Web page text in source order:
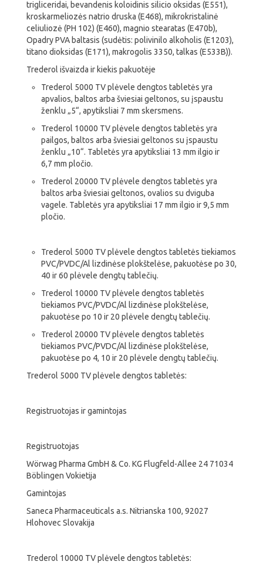
trigliceridai, bevandenis koloidinis silicio oksidas (E551),
kroskarmeliozės natrio druska (E468), mikrokristalinė
celiuliozė (PH 102) (E460), magnio stearatas (E470b),
Opadry PVA baltasis (sudėtis: polivinilo alkoholis (E1203),
titano dioksidas (E171), makrogolis 3350, talkas (E533B)).
Trederol išvaizda ir kiekis pakuotėje
Trederol 5000 TV plėvele dengtos tabletės yra
apvalios, baltos arba šviesiai geltonos, su įspaustu
ženklu „5“, apytiksliai 7 mm skersmens.
Trederol 10000 TV plėvele dengtos tabletės yra
pailgos, baltos arba šviesiai geltonos su įspaustu
ženklu „10“. Tabletės yra apytiksliai 13 mm ilgio ir
6,7 mm pločio.
Trederol 20000 TV plėvele dengtos tabletės yra
baltos arba šviesiai geltonos, ovalios su dviguba
vagele. Tabletės yra apytiksliai 17 mm ilgio ir 9,5 mm
pločio.
Trederol 5000 TV plėvele dengtos tabletės tiekiamos
PVC/PVDC/Al lizdinėse plokštelėse, pakuotėse po 30,
40 ir 60 plėvele dengtų tablečių.
Trederol 10000 TV plėvele dengtos tabletės
tiekiamos PVC/PVDC/Al lizdinėse plokštelėse,
pakuotėse po 10 ir 20 plėvele dengtų tablečių.
Trederol 20000 TV plėvele dengtos tabletės
tiekiamos PVC/PVDC/Al lizdinėse plokštelėse,
pakuotėse po 4, 10 ir 20 plėvele dengtų tablečių.
Trederol 5000 TV plėvele dengtos tabletės:
Registruotojas ir gamintojas
Registruotojas
Wörwag Pharma GmbH & Co. KG Flugfeld-Allee 24 71034
Böblingen Vokietija
Gamintojas
Saneca Pharmaceuticals a.s. Nitrianska 100, 92027
Hlohovec Slovakija
Trederol 10000 TV plėvele dengtos tabletės: